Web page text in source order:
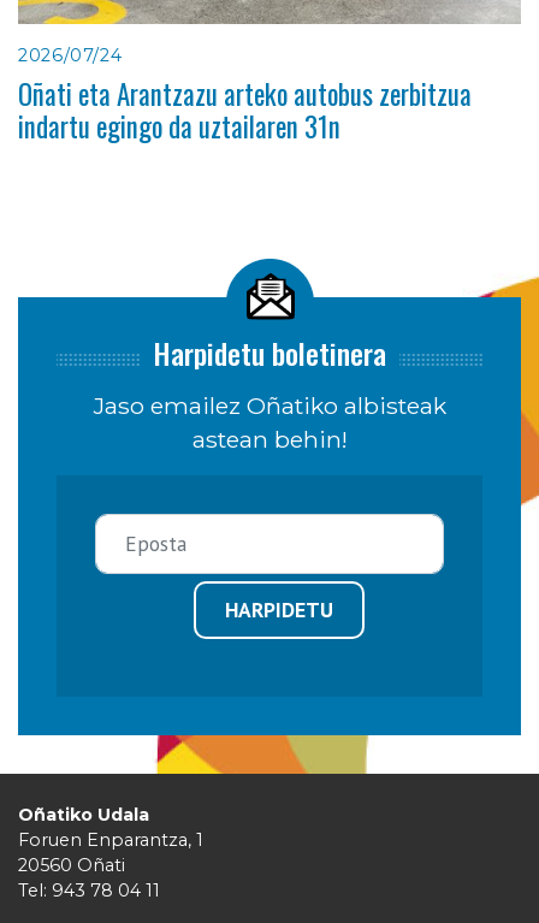
2026/07/24
Oñati eta Arantzazu arteko autobus zerbitzua
indartu egingo da uztailaren 31n
Harpidetu boletinera
Jaso emailez Oñatiko albisteak
astean behin!
HARPIDETU
Oñatiko Udala
Foruen Enparantza, 1
20560 Oñati
Tel: 943 78 04 11